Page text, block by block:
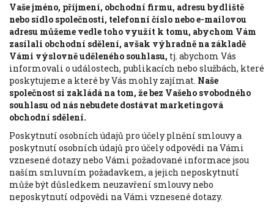
Vaše jméno, příjmení, obchodní firmu, adresu bydliště
nebo sídlo společnosti, telefonní číslo nebo e-mailovou
adresu můžeme vedle toho využít k tomu, abychom Vám
zasílali obchodní sdělení, avšak výhradně na základě
Vámi výslovně uděleného souhlasu, tj. abychom Vás
informovali o událostech, publikacích nebo službách, které
poskytujeme a které by Vás mohly zajímat. Naše
společnost si zakládá na tom, že bez Vašeho svobodného
souhlasu od nás nebudete dostávat marketingová
obchodní sdělení.
Poskytnutí osobních údajů pro účely plnění smlouvy a
poskytnutí osobních údajů pro účely odpovědi na Vámi
vznesené dotazy nebo Vámi požadované informace jsou
naším smluvním požadavkem, a jejich neposkytnutí
může být důsledkem neuzavření smlouvy nebo
neposkytnutí odpovědi na Vámi vznesené dotazy.